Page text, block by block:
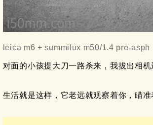
leica m6 + summilux m50/1.4 pre-asph
对面的小孩提大刀一路杀来，我拔出相
生活就是这样，它老远就观察着你，瞄